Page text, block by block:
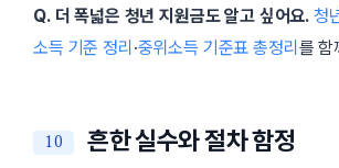
Q. 더 폭넓은 청년 지원금도 알고 싶어요. 청
소득 기준 정리 ·중위소득 기준표 총정리 를 함
흔한 실수와 절차 함정